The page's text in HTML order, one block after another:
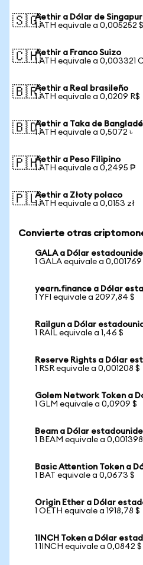
🇸🇬Aethir a Dólar de Singapur
1 ATH equivale a 0,005252 $
🇨🇭Aethir a Franco Suizo
1 ATH equivale a 0,003321
🇧🇷Aethir a Real brasileño
1 ATH equivale a 0,0209 R$
🇧🇩Aethir a Taka de
1 ATH equivale a 0,5072 ৳
🇵🇭Aethir a Peso Filipino
1 ATH equivale a 0,2495 ₱
🇵🇱Aethir a Złoty polaco
1 ATH equivale a 0,0153 zł
Convierte otras
GALA a Dólar
1 GALA equivale a 0,001769
yearn.finance a Dólar
1 YFI equivale a 2097,84 $
Railgun a Dólar
1 RAIL equivale a 1,46 $
Reserve Rights a Dólar
1 RSR equivale a 0,001208 $
Golem Network Token a
1 GLM equivale a 0,0909 $
Beam a Dólar
1 BEAM equivale a
Basic Attention Token a
1 BAT equivale a 0,0673 $
Origin Ether a Dólar
1 OETH equivale a 1918,78 $
1INCH Token a Dólar
1 1INCH equivale a 0,0842 $